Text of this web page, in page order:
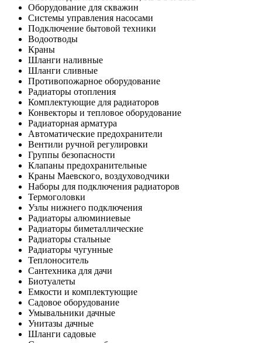
Оборудование для скважин
Системы управления насосами
Подключение бытовой техники
Водоотводы
Краны
Шланги наливные
Шланги сливные
Противопожарное оборудование
Радиаторы отопления
Комплектующие для радиаторов
Конвекторы и тепловое оборудование
Радиаторная арматура
Автоматические предохранители
Вентили ручной регулировки
Группы безопасности
Клапаны предохранительные
Краны Маевского, воздуховодчики
Наборы для подключения радиаторов
Термоголовки
Узлы нижнего подключения
Радиаторы алюминиевые
Радиаторы биметаллические
Радиаторы стальные
Радиаторы чугунные
Теплоноситель
Сантехника для дачи
Биотуалеты
Емкости и комплектующие
Садовое оборудование
Умывальники дачные
Унитазы дачные
Шланги садовые